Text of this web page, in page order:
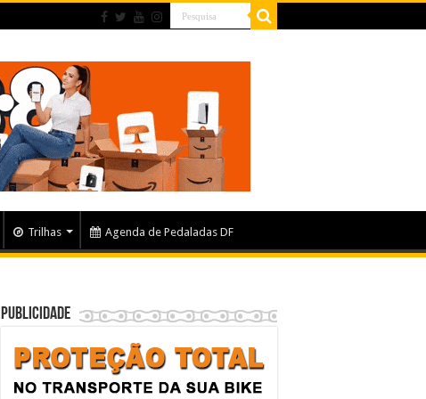
Trilhas Agenda de Pedaladas DF
Publicidade